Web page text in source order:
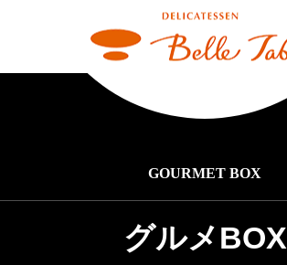
GOURMET BOX
グルメBOX